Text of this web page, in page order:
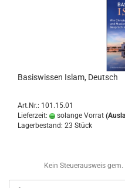
Basiswissen Islam, Deutsch
Art.Nr.: 101.15.01
Lieferzeit:
solange Vorrat
Lagerbestand: 23 Stück
Kein Steuerausweis